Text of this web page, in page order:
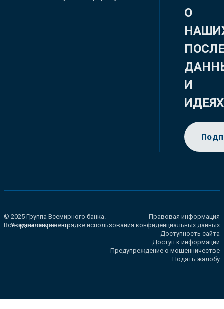
О
И
ИДЕЯХ
© 2025 Группа Всемирного банка.
Все права сохранены.
Правовая информация
Уведомление о порядке использования конфиденциальных данных
Доступность сайта
Доступ к информации
Предупреждение о мошенничестве
Подать жалобу